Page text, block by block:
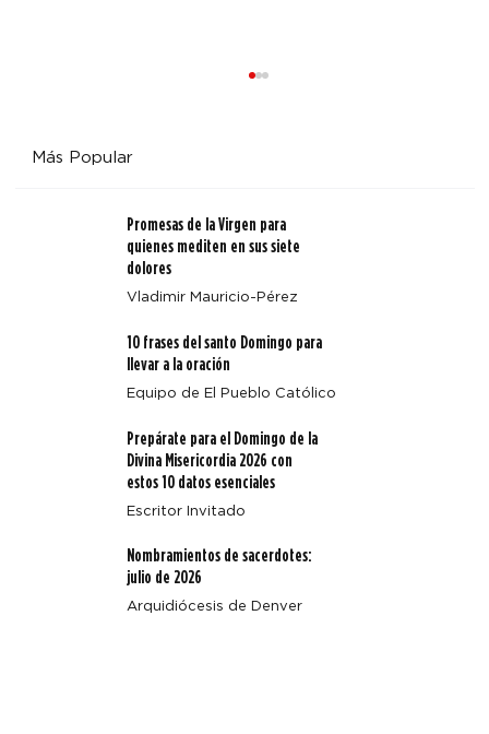
Más Popular
Promesas de la Virgen para
quienes mediten en sus siete
dolores
Vladimir Mauricio-Pérez
10 frases del santo Domingo para
llevar a la oración
Equipo de El Pueblo Católico
Prepárate para el Domingo de la
Divina Misericordia 2026 con
estos 10 datos esenciales
Escritor Invitado
Nombramientos de sacerdotes:
julio de 2026
Arquidiócesis de Denver